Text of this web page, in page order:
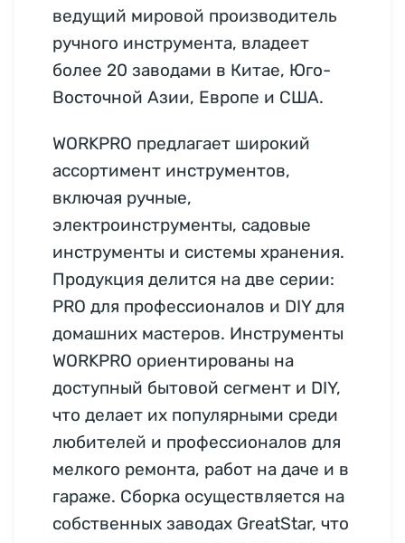
ведущий мировой производитель
ручного инструмента, владеет
более 20 заводами в Китае, Юго-
Восточной Азии, Европе и США.
WORKPRO предлагает широкий
ассортимент инструментов,
включая ручные,
электроинструменты, садовые
инструменты и системы хранения.
Продукция делится на две серии:
PRO для профессионалов и DIY для
домашних мастеров. Инструменты
WORKPRO ориентированы на
доступный бытовой сегмент и DIY,
что делает их популярными среди
любителей и профессионалов для
мелкого ремонта, работ на даче и в
гараже. Сборка осуществляется на
собственных заводах GreatStar, что